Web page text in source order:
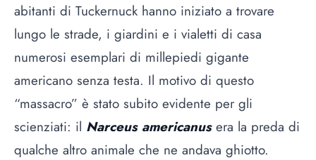
abitanti di Tuckernuck hanno iniziato a trovare
lungo le strade, i giardini e i vialetti di casa
numerosi esemplari di millepiedi gigante
americano senza testa. Il motivo di questo
“massacro” è stato subito evidente per gli
scienziati: il Narceus americanusera la preda di
qualche altro animale che ne andava ghiotto.